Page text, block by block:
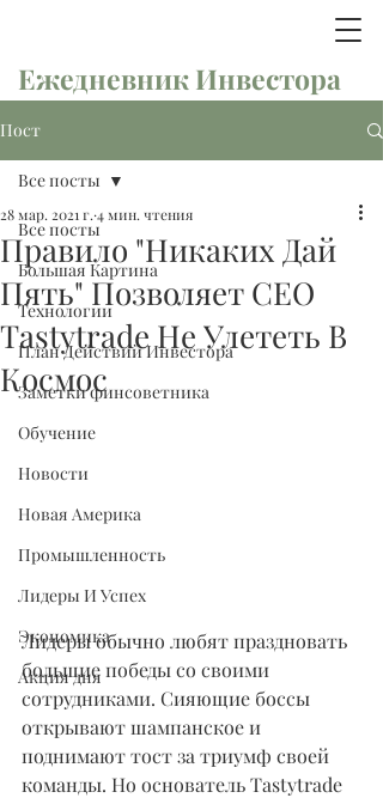
Ежедневник Инвестора
Пост
Все посты
Большая Картина
Технологии
План Действий Инвестора
Заметки финсоветника
Обучение
Новости
Новая Америка
Промышленность
Лидеры И Успех
Экономика
Акция дня
Все посты
Правило "Никаких Дай
Пять" Позволяет СЕО
Tastytrade Не Улететь В
Космос
28 мар. 2021 г. 4 мин. чтения
Лидеры обычно любят праздновать
большие победы со своими
сотрудниками. Сияющие боссы
открывают шампанское и
поднимают тост за триумф своей
команды. Но основатель Tastytrade